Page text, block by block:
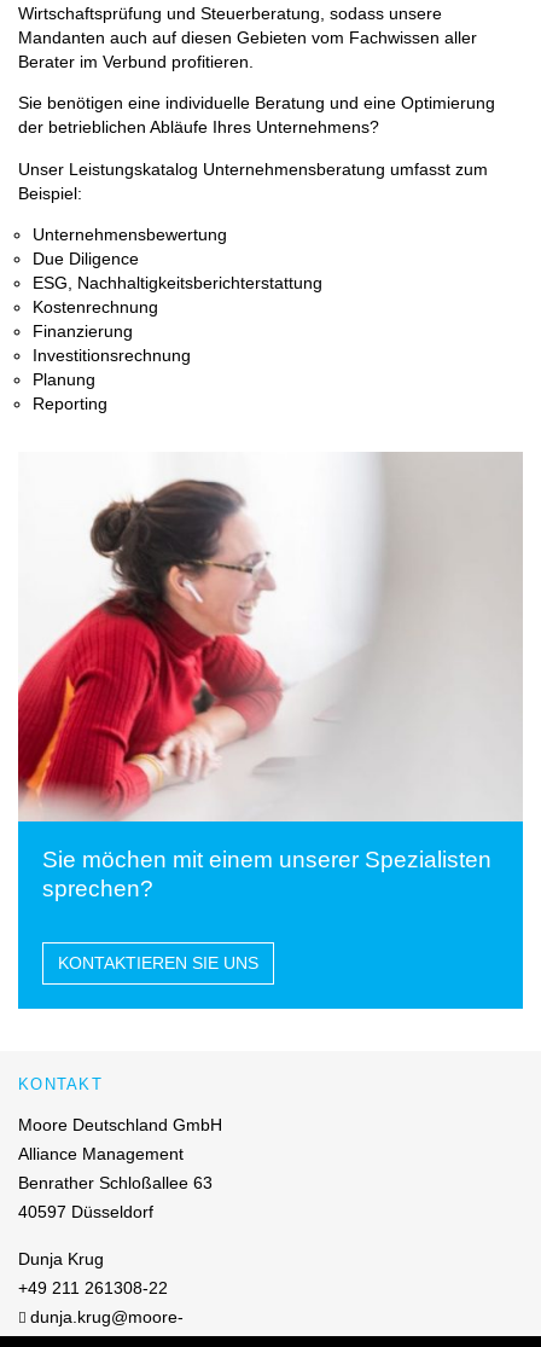
Wirtschaftsprüfung und Steuerberatung, sodass unsere
Mandanten auch auf diesen Gebieten vom Fachwissen aller
Berater im Verbund profitieren.
Sie benötigen eine individuelle Beratung und eine Optimierung
der betrieblichen Abläufe Ihres Unternehmens?
Unser Leistungskatalog Unternehmensberatung umfasst zum
Beispiel:
Unternehmensbewertung
Due Diligence
ESG, Nachhaltigkeitsberichterstattung
Kostenrechnung
Finanzierung
Investitionsrechnung
Planung
Reporting
Sie möchen mit einem unserer Spezialisten
sprechen?
KONTAKTIEREN SIE UNS
KONTAKT
Moore Deutschland GmbH
Alliance Management
Benrather Schloßallee 63
40597 Düsseldorf
Dunja Krug
+49 211 261308-22
dunja.krug@moore-